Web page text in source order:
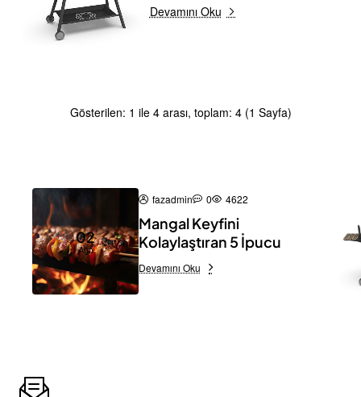
Devamını Oku
Gösterilen: 1 ile 4 arası, toplam: 4 (1 Sayfa)
02
Ağu
fazadmin 0 4622
Mangal Keyfini
Kolaylaştıran 5 İpucu
Devamını Oku